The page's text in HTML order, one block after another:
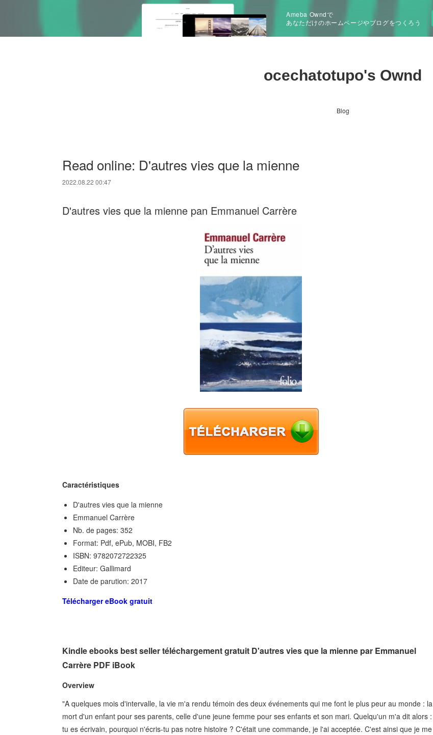
Ameba Owndで
あなただけのホームページやブログをつくろう
ocechatotupo's Ownd
Blog
Read online: D'autres vies que la mienne
2022.08.22 00:47
D'autres vies que la mienne pan Emmanuel Carrère
Caractéristiques
D'autres vies que la mienne
Emmanuel Carrère
Nb. de pages: 352
Format: Pdf, ePub, MOBI, FB2
ISBN: 9782072722325
Editeur: Gallimard
Date de parution: 2017
Télécharger eBook gratuit
Kindle ebooks best seller téléchargement gratuit D'autres vies que la mienne par Emmanuel
Carrère PDF iBook
Overview
"A quelques mois d'intervalle, la vie m'a rendu témoin des deux événements qui me font le plus peur au monde : la
mort d'un enfant pour ses parents, celle d'une jeune femme pour ses enfants et son mari. Quelqu'un m'a dit alors :
tu es écrivain, pourquoi n'écris-tu pas notre histoire ? C'était une commande, je l'ai acceptée. C'est ainsi que je me